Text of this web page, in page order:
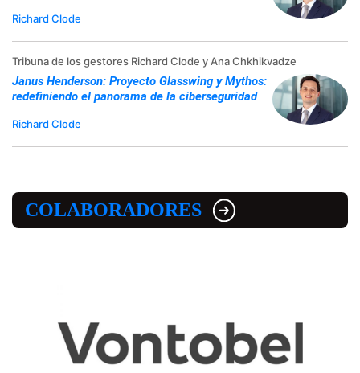
Richard Clode
Tribuna de los gestores Richard Clode y Ana Chkhikvadze
Janus Henderson: Proyecto Glasswing y Mythos:
redefiniendo el panorama de la ciberseguridad
Richard Clode
COLABORADORES